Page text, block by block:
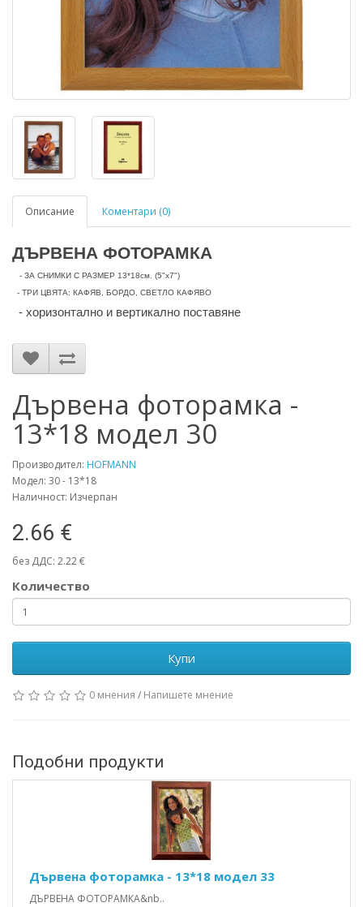
Описание Коментари (0)
ДЪРВЕНА ФОТОРАМКА
- ЗА СНИМКИ С РАЗМЕР 13*18см. (5"х7")
- ТРИ ЦВЯТА: КАФЯВ, БОРДО, СВЕТЛО КАФЯВО
- хоризонтално и вертикално поставяне
Дървена фоторамка -
13*18 модел 30
Производител: HOFMANN
Модел: 30 - 13*18
Наличност: Изчерпан
2.66 €
без ДДС: 2.22 €
Количество
Купи
0 мнения / Напишете мнение
Подобни продукти
Дървена фоторамка - 13*18 модел 33
ДЪРВЕНА ФОТОРАМКА&nb..